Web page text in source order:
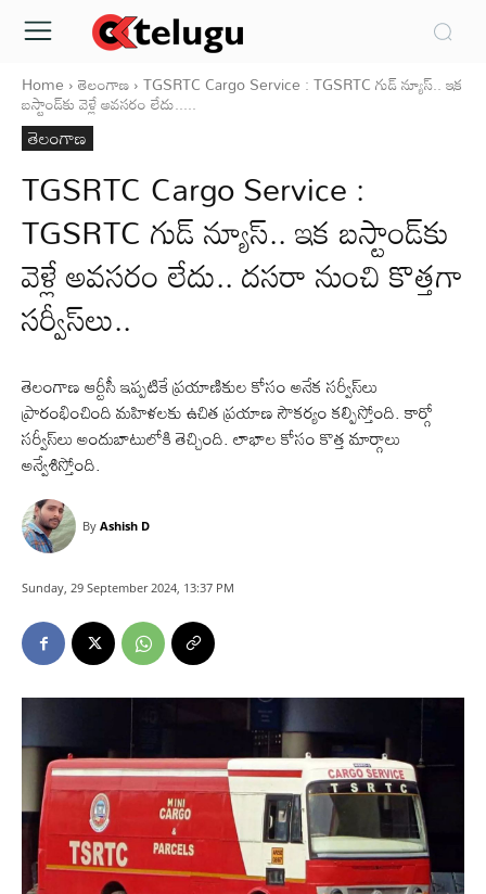
Home తెలంగాణ TGSRTC Cargo Service : TGSRTC గుడ్‌ న్యూస్‌.. ఇక
బస్టాండ్‌కు వెళ్లే అవసరం లేదు.....
తెలంగాణ
TGSRTC Cargo Service :
TGSRTC గుడ్‌ న్యూస్‌.. ఇక బస్టాండ్‌కు
వెళ్లే అవసరం లేదు.. దసరా నుంచి కొత్తగా
సర్వీస్‌లు..
తెలంగాణ ఆర్టీసీ ఇప్పటికే ప్రయాణికుల కోసం అనేక సర్వీస్‌లు
ప్రారంభించింది మహిళలకు ఉచిత ప్రయాణ సౌకర్యం కల్పిస్తోంది. కార్గో
సర్వీస్‌లు అందుబాటులోకి తెచ్చింది. లాభాల కోసం కొత్త మార్గాలు
అన్వేశిస్తోంది.
By Ashish D
Sunday, 29 September 2024, 13:37 PM